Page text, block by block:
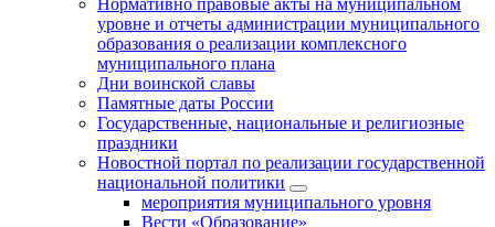
уровне и отчеты администрации муниципального
образования о реализации комплексного
муниципального плана
Дни воинской славы
Памятные даты России
Государственные, национальные и религиозные
праздники
Новостной портал по реализации государственной
национальной политики
мероприятия муниципального уровня
Вести «Образование»